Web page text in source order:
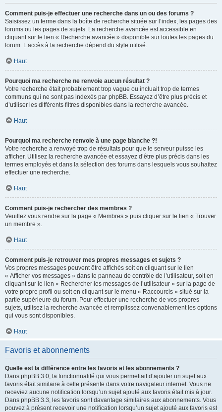
Comment puis-je effectuer une recherche dans un ou des forums ?
Saisissez un terme dans la boîte de recherche située sur l’index, les pages des
forums ou les pages de sujets. La recherche avancée est accessible en
cliquant sur le lien « Recherche avancée » disponible sur toutes les pages du
forum. L’accès à la recherche dépend du style utilisé.
Haut
Pourquoi ma recherche ne renvoie aucun résultat ?
Votre recherche était probablement trop vague ou incluait trop de termes
communs qui ne sont pas indexés par phpBB. Essayez d’être plus précis et
d’utiliser les différents filtres disponibles dans la recherche avancée.
Haut
Pourquoi ma recherche renvoie à une page blanche ?!
Votre recherche a renvoyé trop de résultats pour que le serveur puisse les
afficher. Utilisez la recherche avancée et essayez d’être plus précis dans les
termes employés et dans la sélection des forums dans lesquels vous souhaitez
effectuer une recherche.
Haut
Comment puis-je rechercher des membres ?
Veuillez vous rendre sur la page « Membres » puis cliquer sur le lien « Trouver
un membre ».
Haut
Comment puis-je retrouver mes propres messages et sujets ?
Vos propres messages peuvent être affichés soit en cliquant sur le lien
« Afficher vos messages » dans le panneau de contrôle de l’utilisateur, soit en
cliquant sur le lien « Rechercher les messages de l’utilisateur » sur la page de
votre propre profil ou soit en cliquant sur le menu « Raccourcis » situé sur la
partie supérieure du forum. Pour effectuer une recherche de vos propres
sujets, utilisez la recherche avancée et remplissez convenablement les options
qui vous sont disponibles.
Haut
Favoris et abonnements
Quelle est la différence entre les favoris et les abonnements ?
Dans phpBB 3.0, la fonctionnalité qui vous permettait d’ajouter un sujet aux
favoris était similaire à celle présente dans votre navigateur internet. Vous ne
receviez aucune notification lorsqu’un sujet ajouté aux favoris était mis à jour.
Dans phpBB 3.3, les favoris sont davantage similaires aux abonnements. Vous
pouvez à présent recevoir une notification lorsqu’un sujet ajouté aux favoris est